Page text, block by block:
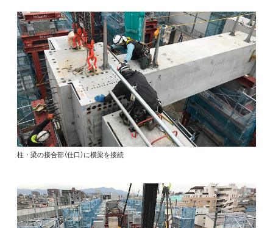
柱・梁の接合部（仕口）に横梁を接続